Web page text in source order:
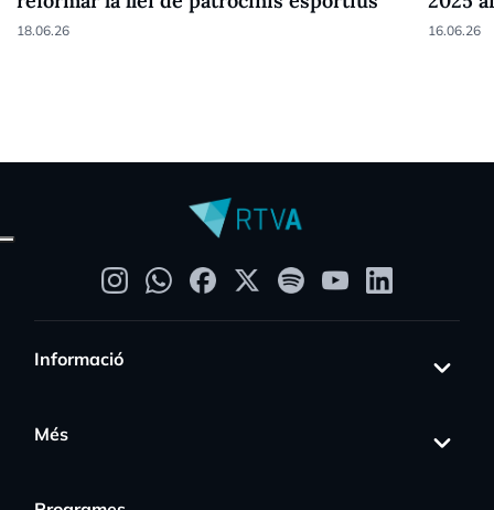
18.06.26 16.06.26
Informació
Més